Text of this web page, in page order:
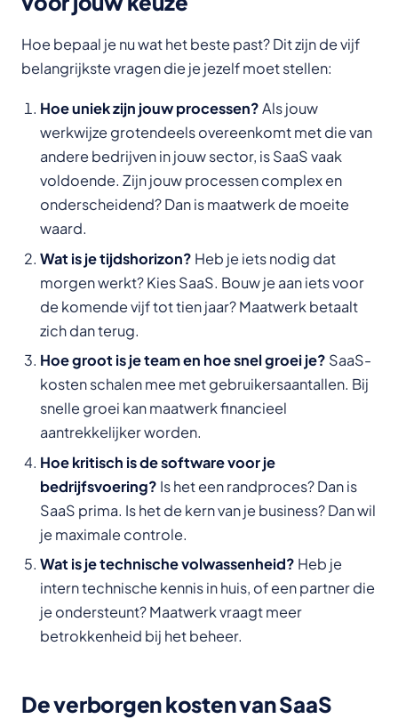
Hoe bepaal je nu wat het beste past? Dit zijn de vijf
belangrijkste vragen die je jezelf moet stellen:
Hoe uniek zijn jouw processen?Als jouw
werkwijze grotendeels overeenkomt met die van
andere bedrijven in jouw sector, is SaaS vaak
voldoende. Zijn jouw processen complex en
onderscheidend? Dan is maatwerk de moeite
waard.
Wat is je tijdshorizon? Heb je iets nodig dat
morgen werkt? Kies SaaS. Bouw je aan iets voor
de komende vijf tot tien jaar? Maatwerk betaalt
zich dan terug.
Hoe groot is je team en hoe snel groei je? SaaS-
kosten schalen mee met gebruikersaantallen. Bij
snelle groei kan maatwerk financieel
aantrekkelijker worden.
Hoe kritisch is de software voor je
bedrijfsvoering? Is het een randproces? Dan is
SaaS prima. Is het de kern van je business? Dan wil
je maximale controle.
Wat is je technische volwassenheid? Heb je
intern technische kennis in huis, of een partner die
je ondersteunt? Maatwerk vraagt meer
betrokkenheid bij het beheer.
De verborgen kosten van SaaS